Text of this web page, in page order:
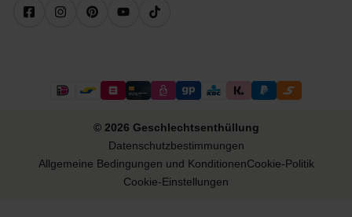
© 2026 Geschlechtsenthüllung
Datenschutzbestimmungen
Allgemeine Bedingungen und KonditionenCookie-Politik
Cookie-Einstellungen